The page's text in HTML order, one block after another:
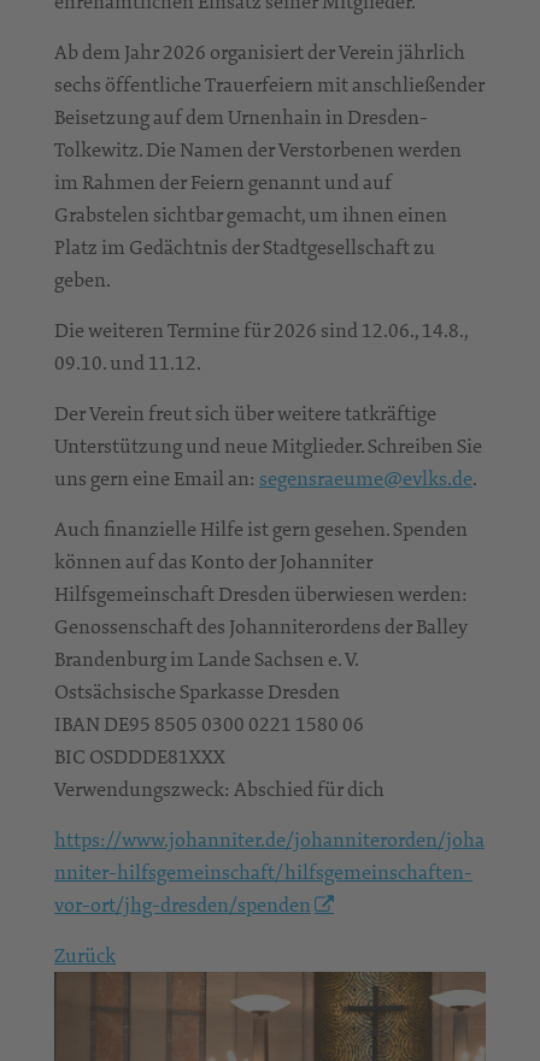
Ab dem Jahr 2026 organisiert der Verein jährlich
sechs öffentliche Trauerfeiern mit anschließender
Beisetzung auf dem Urnenhain in Dresden-
Tolkewitz. Die Namen der Verstorbenen werden
im Rahmen der Feiern genannt und auf
Grabstelen sichtbar gemacht, um ihnen einen
Platz im Gedächtnis der Stadtgesellschaft zu
geben.
Die weiteren Termine für 2026 sind 12.06., 14.8.,
09.10. und 11.12.
Der Verein freut sich über weitere tatkräftige
Unterstützung und neue Mitglieder. Schreiben Sie
uns gern eine Email an: segensraeume@evlks.de.
Auch finanzielle Hilfe ist gern gesehen. Spenden
können auf das Konto der Johanniter
Hilfsgemeinschaft Dresden überwiesen werden:
Genossenschaft des Johanniterordens der Balley
Brandenburg im Lande Sachsen e. V.
Ostsächsische Sparkasse Dresden
IBAN DE95 8505 0300 0221 1580 06
BIC OSDDDE81XXX
Verwendungszweck: Abschied für dich
https://www.johanniter.de/johanniterorden/joha
nniter-hilfsgemeinschaft/hilfsgemeinschaften-
vor-ort/jhg-dresden/spenden
Zurück